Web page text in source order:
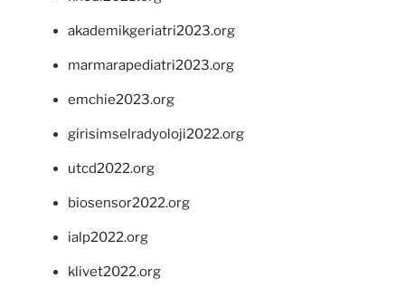
akademikgeriatri2023.org
marmarapediatri2023.org
emchie2023.org
girisimselradyoloji2022.org
utcd2022.org
biosensor2022.org
ialp2022.org
klivet2022.org